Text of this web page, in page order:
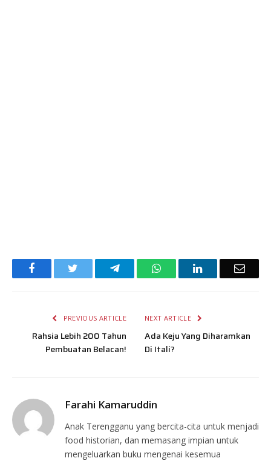
Facebook TelegramWhatsAppLinkedIn Email
PREVIOUS ARTICLE
Rahsia Lebih 200 Tahun
Pembuatan Belacan!
NEXT ARTICLE
Ada Keju Yang Diharamkan
Di Itali?
Farahi Kamaruddin
Anak Terengganu yang bercita-cita untuk menjadi
food historian, dan memasang impian untuk
mengeluarkan buku mengenai kesemua